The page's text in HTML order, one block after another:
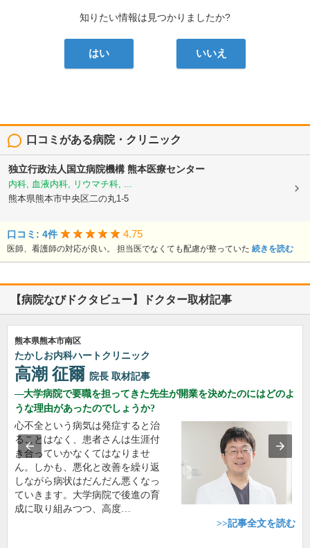
知りたい情報は見つかりましたか?
はい いいえ
口コミがある病院・クリニック
独立行政法人国立病院機構熊本医療センター
内科, 血液内科, リウマチ科, ...
熊本県熊本市中央区二の丸1-5
口コミ: 4件 4.75
医師、看護師の対応が良い。 担当医でなくても配慮が整っていた 続きを読む
【病院なびドクタビュー】ドクター取材記事
熊本県熊本市南区
たかしお内科ハートクリニック
高潮 征爾 院長 取材記事
大学病院で要職を担ってきた先生が開業を決めたのにはどのよ
うな理由があったのでしょうか?
心不全という病気は発症すると治
ることはなく、患者さんは生涯付
き合っていかなくてはなりませ
ん。しかも、悪化と改善を繰り返
しながら病状はだんだん悪くなっ
ていきます。大学病院で後進の育
成に取り組みつつ、高度…
>>記事全文を読む